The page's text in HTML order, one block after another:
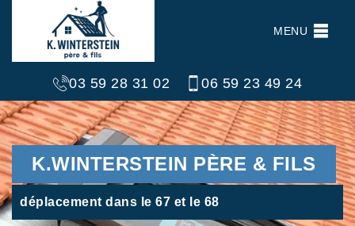
MENU
03 59 28 31 02 06 59 23 49 24
K.WINTERSTEIN PÈRE & FILS
déplacement dans le 67 et le 68